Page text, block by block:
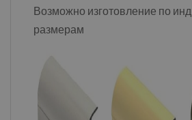
Возможно изготовление по
размерам